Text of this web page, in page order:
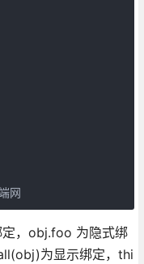
定，obj.foo 为隐式绑
为显示绑定，thi